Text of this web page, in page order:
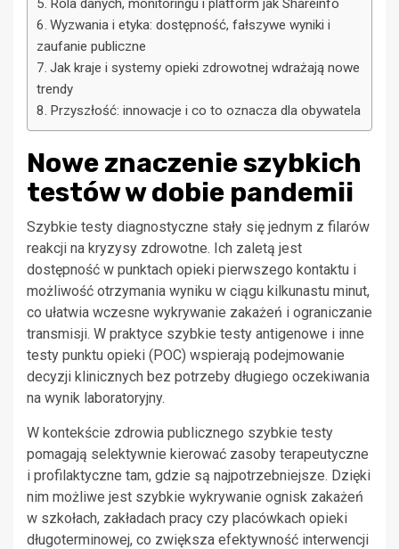
Rola danych, monitoringu i platform jak Shareinfo
Wyzwania i etyka: dostępność, fałszywe wyniki i
zaufanie publiczne
Jak kraje i systemy opieki zdrowotnej wdrażają nowe
trendy
Przyszłość: innowacje i co to oznacza dla obywatela
Nowe znaczenie szybkich
testów w dobie pandemii
Szybkie testy diagnostyczne stały się jednym z filarów
reakcji na kryzysy zdrowotne. Ich zaletą jest
dostępność w punktach opieki pierwszego kontaktu i
możliwość otrzymania wyniku w ciągu kilkunastu minut,
co ułatwia wczesne wykrywanie zakażeń i ograniczanie
transmisji. W praktyce szybkie testy antigenowe i inne
testy punktu opieki (POC) wspierają podejmowanie
decyzji klinicznych bez potrzeby długiego oczekiwania
na wynik laboratoryjny.
W kontekście zdrowia publicznego szybkie testy
pomagają selektywnie kierować zasoby terapeutyczne
i profilaktyczne tam, gdzie są najpotrzebniejsze. Dzięki
nim możliwe jest szybkie wykrywanie ognisk zakażeń
w szkołach, zakładach pracy czy placówkach opieki
długoterminowej, co zwiększa efektywność interwencji